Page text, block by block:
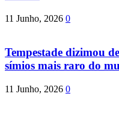
11 Junho, 2026 0
Tempestade dizimou
símios mais raro do
11 Junho, 2026 0